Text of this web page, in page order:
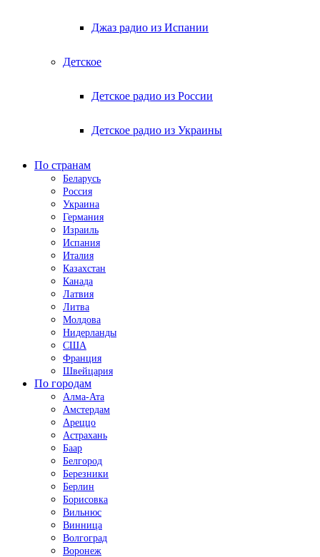
Джаз радио из Испании
Детское
Детское радио из России
Детское радио из Украины
По странам
Беларусь
Россия
Украина
Германия
Израиль
Испания
Италия
Казахстан
Канада
Латвия
Литва
Молдова
Нидерланды
США
Франция
Швейцария
По городам
Алма-Ата
Амстердам
Ареццо
Астрахань
Баар
Белгород
Березники
Берлин
Борисовка
Вильнюс
Винница
Волгоград
Воронеж